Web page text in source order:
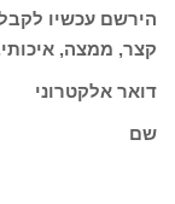
הירשם עכשיו
קצר, ממצה,
דואר אלקטרוני
שם